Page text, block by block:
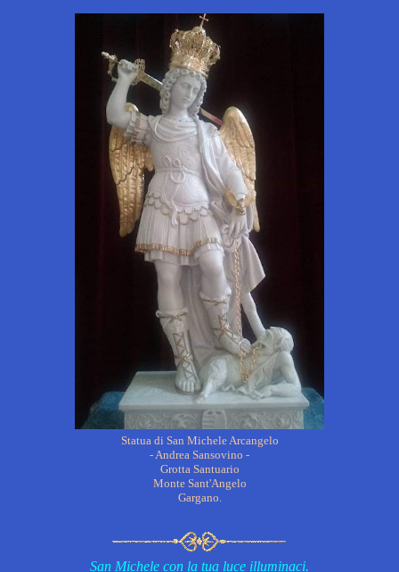
Statua di San Michele Arcangelo
- Andrea Sansovino -
Grotta Santuario
Monte Sant'Angelo
Gargano.
San Michele con la tua luce illuminaci.